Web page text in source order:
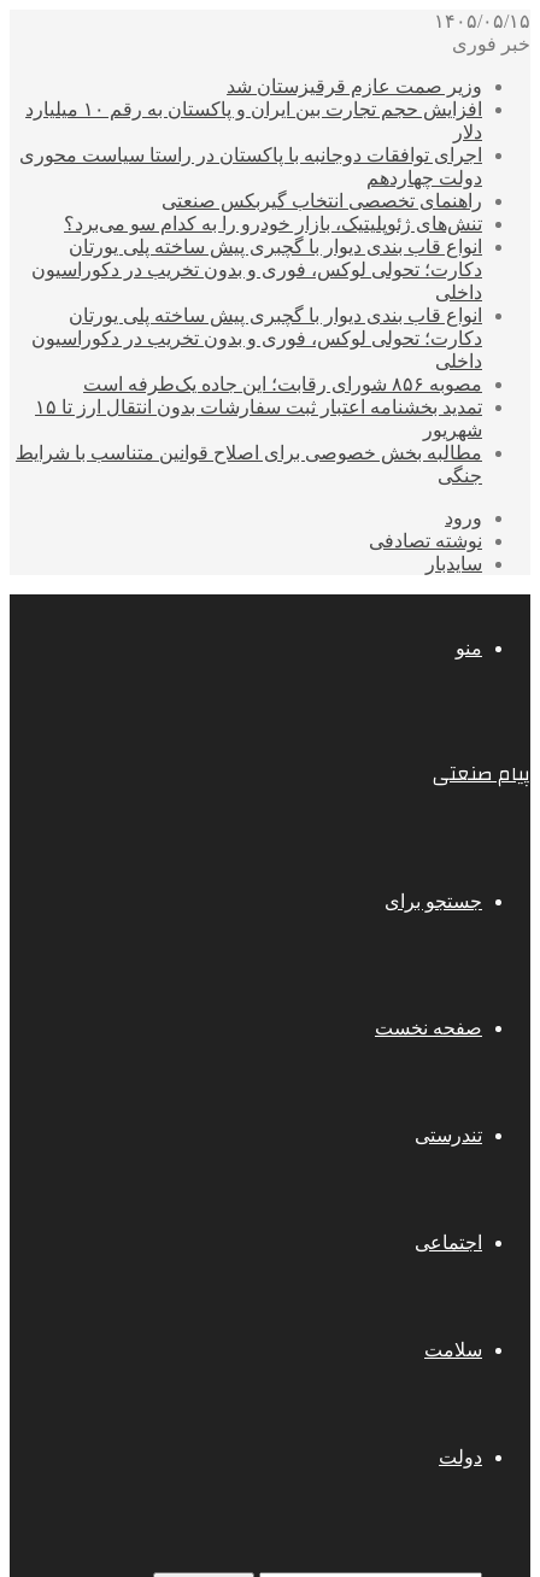
۱۴۰۵/۰۵/۱۵
خبر فوری
وزیر صمت عازم قرقیزستان شد
افزایش حجم تجارت بین ایران و پاکستان به رقم ۱۰ میلیارد
دلار
اجرای توافقات دوجانبه با پاکستان در راستا سیاست محوری
دولت چهاردهم
راهنمای تخصصی انتخاب گیربکس صنعتی
تنش‌های ژئوپلیتیک، بازار خودرو را به کدام سو می‌برد؟
انواع قاب بندی دیوار با گچبری پیش ساخته پلی یورتان
دکارت؛ تحولی لوکس، فوری و بدون تخریب در دکوراسیون
داخلی
انواع قاب بندی دیوار با گچبری پیش ساخته پلی یورتان
دکارت؛ تحولی لوکس، فوری و بدون تخریب در دکوراسیون
داخلی
مصوبه ۸۵۶ شورای رقابت؛ این جاده یک‌طرفه است
تمدید بخشنامه اعتبار ثبت سفارشات بدون انتقال ارز تا ۱۵
شهریور
مطالبه بخش خصوصی برای اصلاح قوانین متناسب با شرایط
جنگی
ورود
نوشته تصادفی
سایدبار
منو
پیام صنعتی
جستجو برای
صفحه نخست
تندرستی
اجتماعی
سلامت
دولت